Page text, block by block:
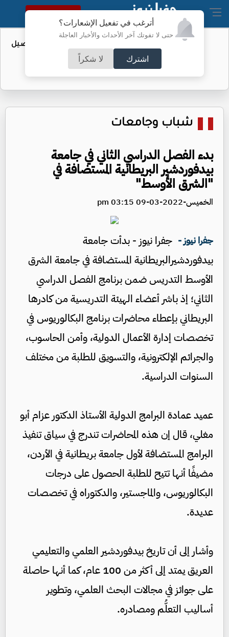
أترغب في تفعيل الإشعارات؟
حتى لا تفوتك آخر الأحداث والأخبار العاجلة
اشترك لا شكراً
النسخة الكاملة
عطاء حكومي لتعزيز مخزون النفط - تفاصيل
شباب وجامعات
بدء الفصل الدراسي الثاني في جامعة
بيدفوردشير البريطانية المستضافة في
"الشرق الأوسط"
الخميس-2022-03-09 03:15 pm
جفرا نيوز - جفرا نيوز - بدأت جامعة
بيدفوردشيرالبريطانية المستضافة في جامعة الشرق
الأوسط التدريس ضمن برنامج الفصل الدراسي
الثاني؛ إذ باشر أعضاء الهيئة التدريسية من كادرها
البريطاني بإعطاء محاضرات برنامج البكالوريوس في
تخصصات إدارة الأعمال الدولية، وأمن الحاسوب،
والجرائم الإلكترونية، والتسويق للطلبة من مختلف
السنوات الدراسية.
عميد عمادة البرامج الدولية الأستاذ الدكتور عزام أبو
مغلي، قال إن هذه المحاضرات تندرج في سياق تنفيذ
البرامج المستضافة لأول جامعة بريطانية في الأردن،
مضيفًا أنها تتيح للطلبة الحصول على درجات
البكالوريوس، والماجستير، والدكتوراه في تخصصات
عديدة.
وأشار إلى أن تاريخ بيدفوردشير العلمي والتعليمي
العريق يمتد إلى أكثر من 100 عام، كما أنها حاصلة
على جوائز في مجالات البحث العلمي، وتطوير
أساليب التعلُّم ومصادره.